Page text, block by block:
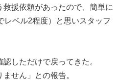
援依頼があったので、簡単に
レベル2程度）と思いスタッフ
認しただけで戻ってきた。
せん」との報告。